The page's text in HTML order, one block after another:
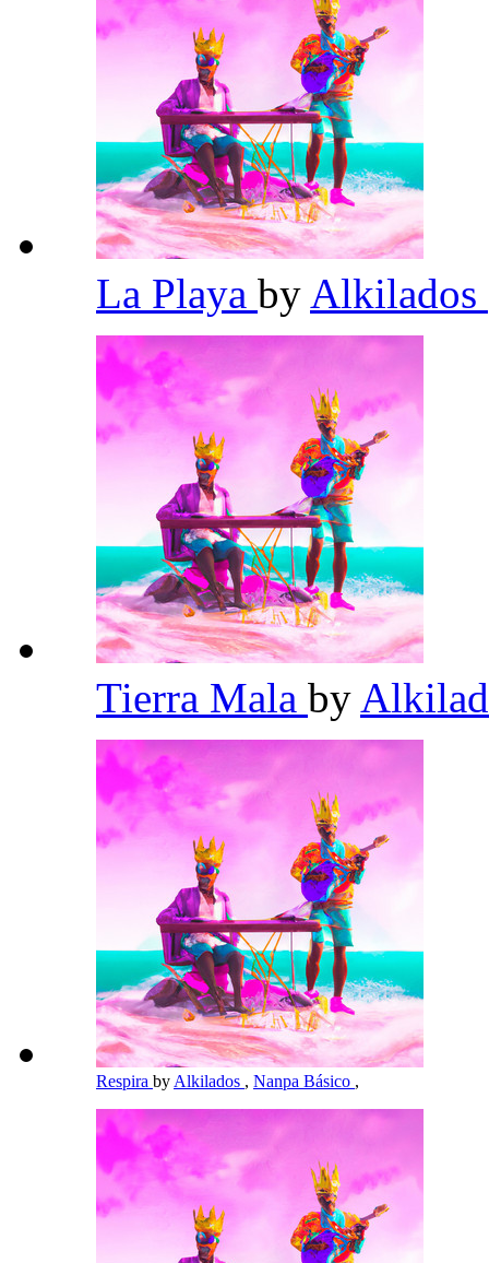
La Playa by Alkilados
Tierra Mala by
Respira by Alkilados , Nanpa Básico ,